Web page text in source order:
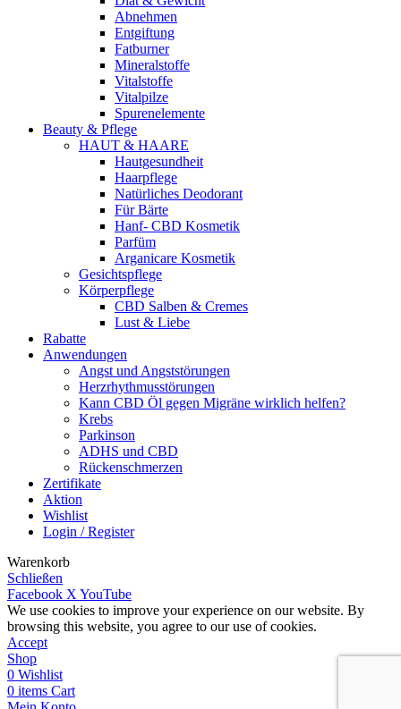
Abnehmen
Entgiftung
Fatburner
Mineralstoffe
Vitalstoffe
Vitalpilze
Spurenelemente
Beauty & Pflege
HAUT & HAARE
Hautgesundheit
Haarpflege
Natürliches Deodorant
Für Bärte
Hanf- CBD Kosmetik
Parfüm
Arganicare Kosmetik
Gesichtspflege
Körperpflege
CBD Salben & Cremes
Lust & Liebe
Rabatte
Anwendungen
Angst und Angststörungen
Herzrhythmusstörungen
Kann CBD Öl gegen Migräne wirklich helfen?
Krebs
Parkinson
ADHS und CBD
Rückenschmerzen
Zertifikate
Aktion
Wishlist
Login / Register
Warenkorb
Schließen
Facebook X YouTube
We use cookies to improve your experience on our website. By
browsing this website, you agree to our use of cookies.
Accept
Shop
0 Wishlist
0 items Cart